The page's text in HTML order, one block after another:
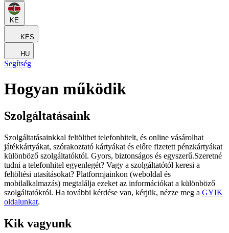
KE
KES
HU
Segítség
Hogyan működik
Szolgáltatásaink
Szolgáltatásainkkal feltölthet telefonhitelt, és online vásárolhat
játékkártyákat, szórakoztató kártyákat és előre fizetett pénzkártyákat
különböző szolgáltatóktól. Gyors, biztonságos és egyszerű.Szeretné
tudni a telefonhitel egyenlegét? Vagy a szolgáltatótól keresi a
feltöltési utasításokat? Platformjainkon (weboldal és
mobilalkalmazás) megtalálja ezeket az információkat a különböző
szolgáltatókról. Ha további kérdése van, kérjük, nézze meg a GYIK
oldalunkat.
Kik vagyunk